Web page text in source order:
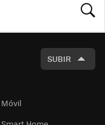
SUBIR